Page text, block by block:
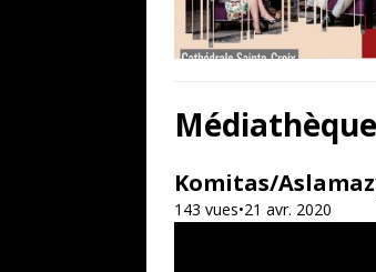
Médiathèque
Komitas/
143 vues•21 avr. 2020